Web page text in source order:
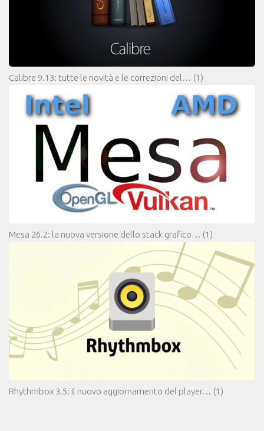
Calibre 9.13: tutte le novità e le correzioni del… (1)
Mesa 26.2: la nuova versione dello stack grafico… (1)
Rhythmbox 3.5: il nuovo aggiornamento del player… (1)